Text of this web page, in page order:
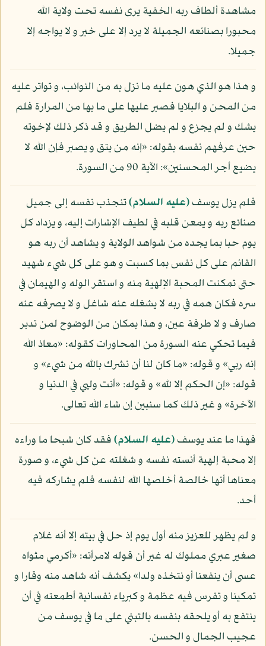
مشاهدة ألطاف ربه الخفية يرى نفسه تحت ولاية الله
محبورا بصنائعه الجميلة لا يرد إلا على خير و لا يواجه إلا
جميلا.
و هذا هو الذي هون عليه ما نزل به من النوائب، و تواتر عليه
من المحن و البلايا فصبر عليها على ما بها من المرارة فلم
يشك و لم يجزع و لم يضل الطريق و قد ذكر ذلك لإخوته
حين عرفهم نفسه بقوله: «إنه من يتق و يصبر فإن الله لا
يضيع أجر المحسنين»: الآية 90 من السورة.
فلم يزل يوسف(عليه السلام)تنجذب نفسه إلى جميل
صنائع ربه و يمعن قلبه في لطيف الإشارات إليه، و يزداد كل
يوم حبا بما يجده من شواهد الولاية و يشاهد أن ربه هو
القائم على كل نفس بما كسبت و هو على كل شيء شهيد
حتى تمكنت المحبة الإلهية منه و استقر الوله و الهيمان في
سره فكان همه في ربه لا يشغله عنه شاغل و لا يصرفه عنه
صارف و لا طرفة عين، و هذا بمكان من الوضوح لمن تدبر
فيما تحكي عنه السورة من المحاورات كقوله: «معاذ الله
إنه ربي» و قوله: «ما كان لنا أن نشرك بالله من شيء» و
قوله: «إن الحكم إلا لله» و قوله: «أنت وليي في الدنيا و
الآخرة» و غير ذلك كما سنبين إن شاء الله تعالى.
فهذا ما عند يوسف(عليه السلام)فقد كان شبحا ما وراءه
إلا محبة إلهية أنسته نفسه و شغلته عن كل شيء، و صورة
معناها أنها خالصة أخلصها الله لنفسه فلم يشاركه فيه
أحد.
و لم يظهر للعزيز منه أول يوم إذ حل في بيته إلا أنه غلام
صغير عبري مملوك له غير أن قوله لامرأته: «أكرمي مثواه
عسى أن ينفعنا أو نتخذه ولدا» يكشف أنه شاهد منه وقارا و
تمكينا و تفرس فيه عظمة و كبرياء نفسانية أطمعته في أن
ينتفع به أو يلحقه بنفسه بالتبني على ما في يوسف من
عجيب الجمال و الحسن.